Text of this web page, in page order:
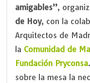
amigables”,
de Hoy, con la
Arquitectos de
la Comunidad de
Fundación Pryconsa
sobre la mesa la